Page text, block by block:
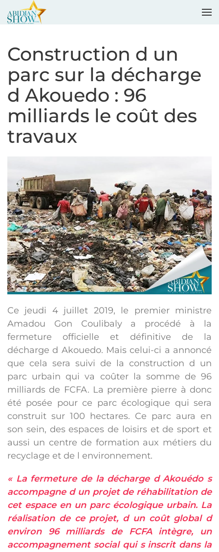
Construction d un
parc sur la décharge
d Akouedo : 96
milliards le coût des
travaux
Ce jeudi 4 juillet 2019, le premier ministre
Amadou Gon Coulibaly a procédé à la
fermeture officielle et définitive de la
décharge d Akouedo. Mais celui-ci a annoncé
que cela sera suivi de la construction d un
parc urbain qui va coûter la somme de 96
milliards de FCFA. La première pierre à donc
été posée pour ce parc écologique qui sera
construit sur 100 hectares. Ce parc aura en
son sein, des espaces de loisirs et de sport et
aussi un centre de formation aux métiers du
recyclage et de l environnement.
« La fermeture de la décharge d Akouédo s
accompagne d un projet de réhabilitation de
cet espace en un parc écologique urbain. La
réalisation de ce projet, d un coût global d
environ 96 milliards de FCFA intègre, un
accompagnement social qui s inscrit dans la